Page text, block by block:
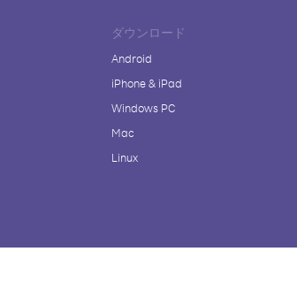
ダウンロード
Android
iPhone & iPad
Windows PC
Mac
Linux